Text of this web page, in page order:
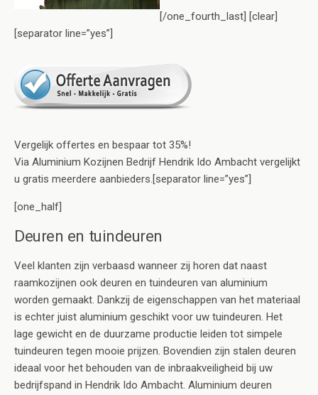
[/one_fourth_last] [clear]
[separator line=”yes”]
Vergelijk offertes en bespaar tot 35%!
Via Aluminium Kozijnen Bedrijf Hendrik Ido Ambacht vergelijkt
u gratis meerdere aanbieders.[separator line=”yes”]
[one_half]
Deuren en tuindeuren
Veel klanten zijn verbaasd wanneer zij horen dat naast
raamkozijnen ook deuren en tuindeuren van aluminium
worden gemaakt. Dankzij de eigenschappen van het materiaal
is echter juist aluminium geschikt voor uw tuindeuren. Het
lage gewicht en de duurzame productie leiden tot simpele
tuindeuren tegen mooie prijzen. Bovendien zijn stalen deuren
ideaal voor het behouden van de inbraakveiligheid bij uw
bedrijfspand in Hendrik Ido Ambacht. Aluminium deuren